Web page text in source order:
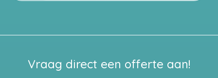
Vraag direct een offerte aan!